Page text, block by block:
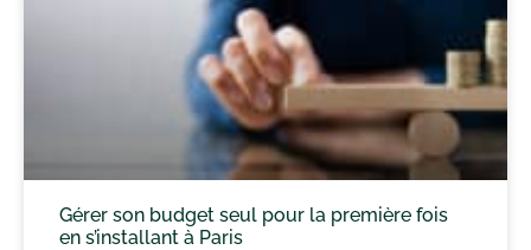
Gérer son budget seul pour la première fois
en s’installant à Paris